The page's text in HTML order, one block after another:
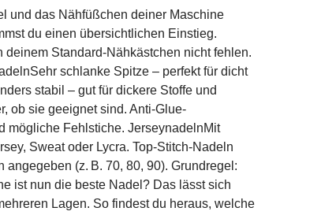
und das Nähfüßchen deiner Maschine
du einen übersichtlichen Einstieg.
Standard-Nähkästchen nicht fehlen.
schlanke Spitze – perfekt für dicht
stabil – gut für dickere Stoffe und
ob sie geeignet sind. Anti-Glue-
mögliche Fehlstiche. JerseynadelnMit
Sweat oder Lycra. Top-Stitch-Nadeln
(z. B. 70, 80, 90). Grundregel:
ist nun die beste Nadel? Das lässt sich
Lagen. So findest du heraus, welche